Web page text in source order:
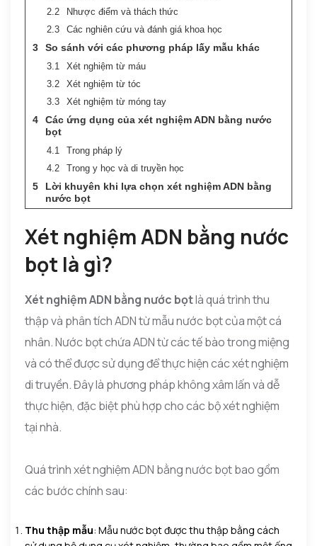
Nhược điểm và thách thức
Các nghiên cứu và đánh giá khoa học
So sánh với các phương pháp lấy mẫu khác
Xét nghiệm từ máu
Xét nghiệm từ tóc
Xét nghiệm từ móng tay
Các ứng dụng của xét nghiệm ADN bằng nước
bọt
Trong pháp lý
Trong y học và di truyền học
Lời khuyên khi lựa chọn xét nghiệm ADN bằng
nước bọt
Xét nghiệm ADN bằng nước
bọt là gì?
Xét nghiệm ADN bằng nước bọtlà quá trình thu
thập và phân tích ADN từ mẫu nước bọt của một cá
nhân. Nước bọt chứa ADN từ các tế bào trong miệng
và có thể được sử dụng để thực hiện các xét nghiệm
di truyền. Đây là phương pháp không xâm lấn và dễ
thực hiện, đặc biệt phù hợp cho các bộ xét nghiệm
tại nhà.
Quá trình xét nghiệm ADN bằng nước bọt bao gồm
các bước chính sau:
Thu thập mẫu: Mẫu nước bọt được thu thập bằng cách